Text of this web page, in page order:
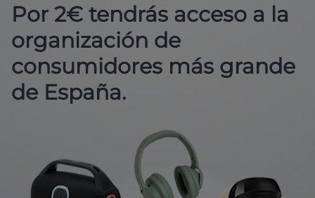
Por 2€ tendrás acceso a la
organización de
consumidores más grande
de España.